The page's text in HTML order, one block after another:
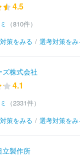
4.5
（810件）
策をみる / 選考対策をみ
ズ株式会社
4.1
（2331件）
策をみる / 選考対策をみ
立製作所